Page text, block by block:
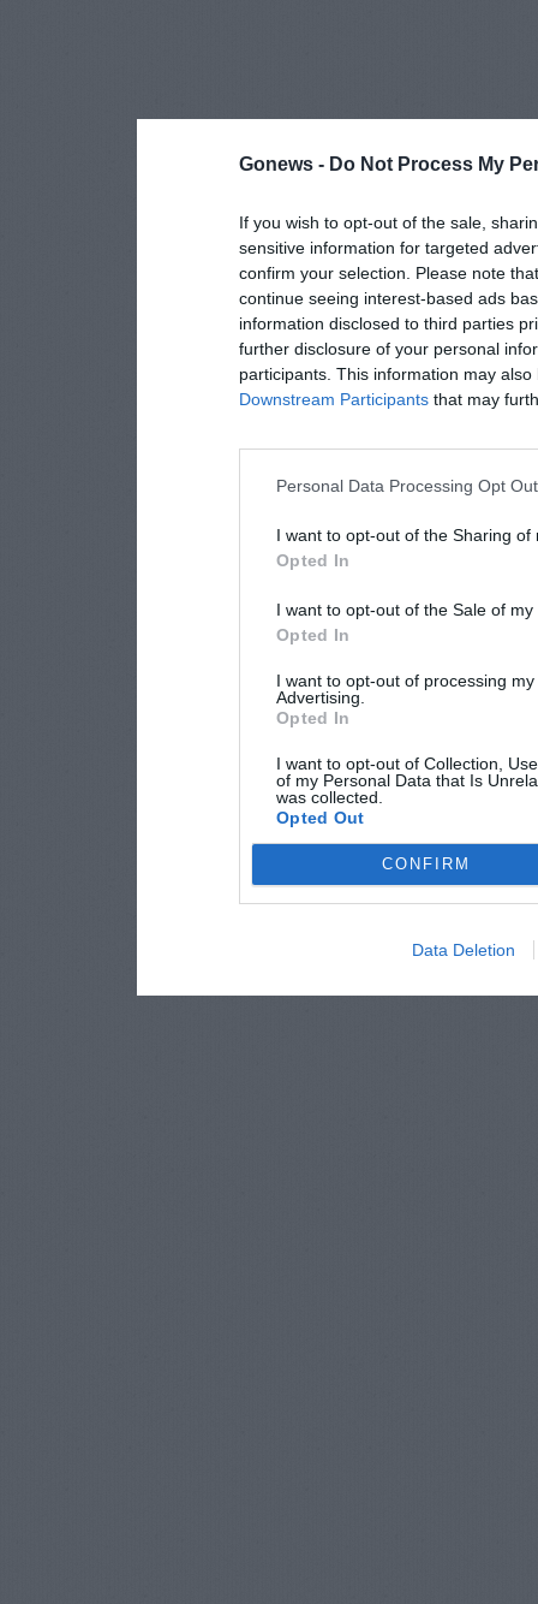
Gonews - Do Not Process My
If you wish to opt-out of the sale,
sensitive information for targeted
confirm your selection. Please note
continue seeing interest-based ads
information disclosed to third parties
further disclosure of your personal
participants. This information may
Downstream Participants that may
Personal Data Processing Opt
I want to opt-out of the Sharing of
Opted In
I want to opt-out of the Sale of
Opted In
I want to opt-out of processing
Advertising.
Opted In
I want to opt-out of Collection,
of my Personal Data that Is
was collected.
Opted Out
CONFIRM
Data Deletion